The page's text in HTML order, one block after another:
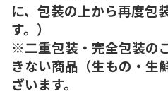
に、包装の上から再度包
す。）
※二重包装・完全包装の
きない商品（生もの・生
ざいます。